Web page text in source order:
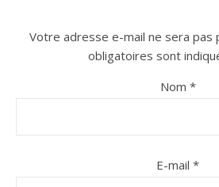
sur Instagram
sur Instagram
Votre adresse e-mail ne sera pas
obligatoires sont
Nom *
E-mail *